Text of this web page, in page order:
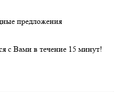
предложения
с Вами в течение 15 минут!